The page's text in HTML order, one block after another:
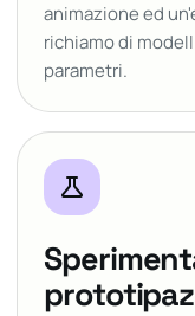
animazione ed
richiamo di
parametri.
science